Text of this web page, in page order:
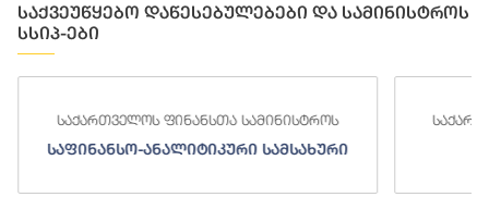
საქვეუწყებო დაწესებულებები და სამინისტროს
სსიპ-ები
საქართველოს ფინანსთა სამინისტროს
საფინანსო-ანალიტიკური სამსახური